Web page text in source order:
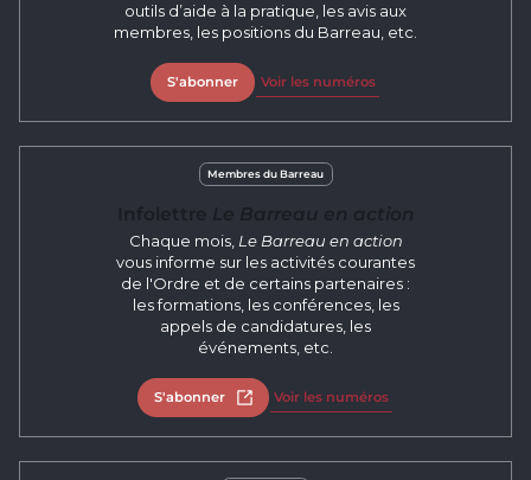
outils d’aide à la pratique, les avis aux
membres, les positions du Barreau, etc.
S'abonner Voir les numéros
Membres du Barreau
Chaque mois, Le Barreau en action
vous informe sur les activités courantes
de l'Ordre et de certains partenaires :
les formations, les conférences, les
appels de candidatures, les
événements, etc.
S'abonner Ouvrir dans un nouvel onglet
Voir les numéros